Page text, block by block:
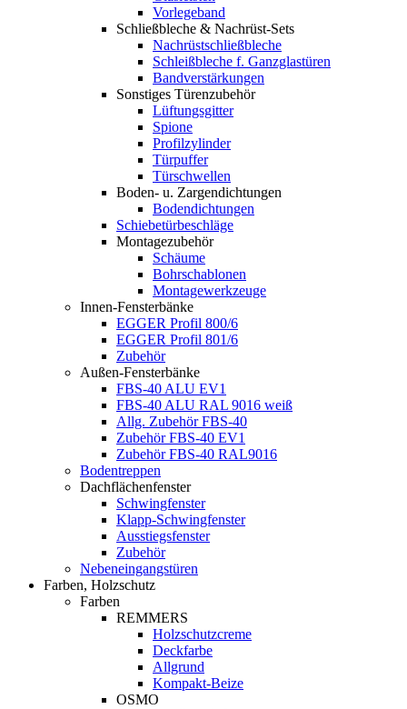
Vorlegeband
Schließbleche & Nachrüst-Sets
Nachrüstschließbleche
Schleißbleche f. Ganzglastüren
Bandverstärkungen
Sonstiges Türenzubehör
Lüftungsgitter
Spione
Profilzylinder
Türpuffer
Türschwellen
Boden- u. Zargendichtungen
Bodendichtungen
Schiebetürbeschläge
Montagezubehör
Schäume
Bohrschablonen
Montagewerkzeuge
Innen-Fensterbänke
EGGER Profil 800/6
EGGER Profil 801/6
Zubehör
Außen-Fensterbänke
FBS-40 ALU EV1
FBS-40 ALU RAL 9016 weiß
Allg. Zubehör FBS-40
Zubehör FBS-40 EV1
Zubehör FBS-40 RAL9016
Bodentreppen
Dachflächenfenster
Schwingfenster
Klapp-Schwingfenster
Ausstiegsfenster
Zubehör
Nebeneingangstüren
Farben, Holzschutz
Farben
REMMERS
Holzschutzcreme
Deckfarbe
Allgrund
Kompakt-Beize
OSMO